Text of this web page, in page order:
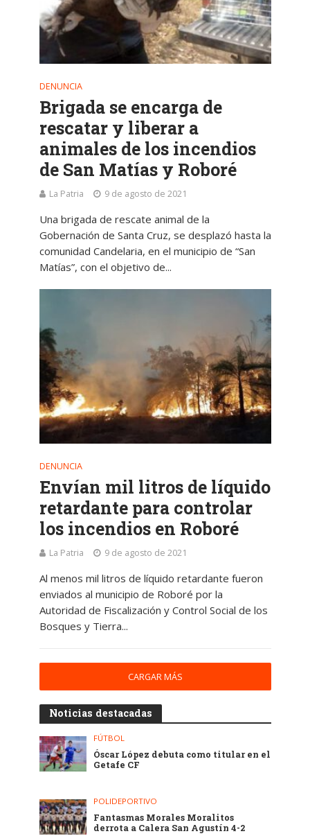
DENUNCIA
Brigada se encarga de
rescatar y liberar a
animales de los incendios
de San Matías y Roboré
La Patria 9 de agosto de 2021
Una brigada de rescate animal de la
Gobernación de Santa Cruz, se desplazó hasta la
comunidad Candelaria, en el municipio de “San
Matías”, con el objetivo de...
DENUNCIA
Envían mil litros de líquido
retardante para controlar
los incendios en Roboré
La Patria 9 de agosto de 2021
Al menos mil litros de líquido retardante fueron
enviados al municipio de Roboré por la
Autoridad de Fiscalización y Control Social de los
Bosques y Tierra...
CARGAR MÁS
Noticias destacadas
FÚTBOL
Óscar López debuta como titular en el
Getafe CF
POLIDEPORTIVO
Fantasmas Morales Moralitos
derrota a Calera San Agustín 4-2